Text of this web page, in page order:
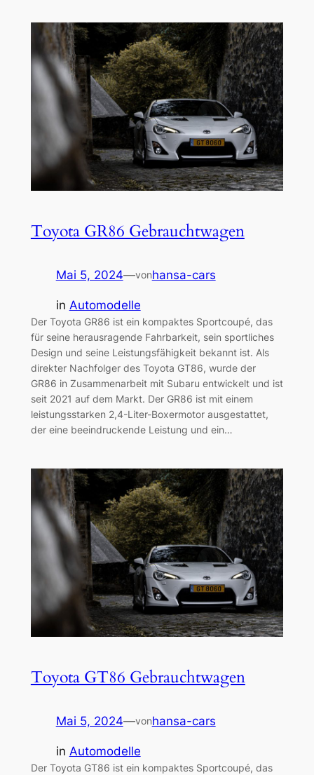
Toyota GR86 Gebrauchtwagen
Mai 5, 2024—vonhansa-cars
in Automodelle
Der Toyota GR86 ist ein kompaktes Sportcoupé, das
für seine herausragende Fahrbarkeit, sein sportliches
Design und seine Leistungsfähigkeit bekannt ist. Als
direkter Nachfolger des Toyota GT86, wurde der
GR86 in Zusammenarbeit mit Subaru entwickelt und ist
seit 2021 auf dem Markt. Der GR86 ist mit einem
leistungsstarken 2,4-Liter-Boxermotor ausgestattet,
der eine beeindruckende Leistung und ein…
Toyota GT86 Gebrauchtwagen
Mai 5, 2024—vonhansa-cars
in Automodelle
Der Toyota GT86 ist ein kompaktes Sportcoupé, das